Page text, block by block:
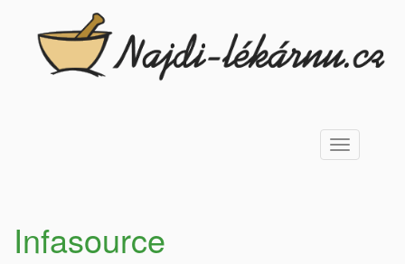
Toggle
navigation
Infasource